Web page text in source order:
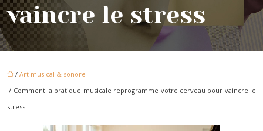
vaincre le stress
/ Art musical & sonore
/ Comment la pratique musicale reprogramme votre cerveau pour vaincre le
stress